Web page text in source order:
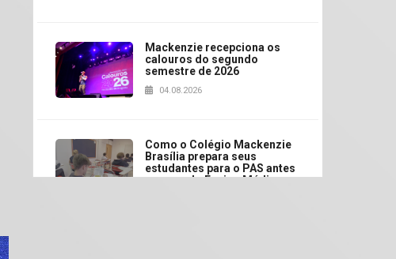
Mackenzie recepciona os
calouros do segundo
semestre de 2026
04.08.2026
Como o Colégio Mackenzie
Brasília prepara seus
estudantes para o PAS antes
mesmo do Ensino Médio